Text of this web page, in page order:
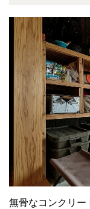
無骨なコンクリー